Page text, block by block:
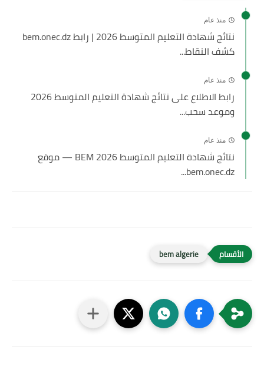
منذ عام
نتائج شهادة التعليم المتوسط 2026 | رابط bem.onec.dz
كشف النقاط...
منذ عام
رابط الاطلاع على نتائج شهادة التعليم المتوسط 2026
وموعد سحب...
منذ عام
نتائج شهادة التعليم المتوسط 2026 BEM — موقع
bem.onec.dz...
bem algerie